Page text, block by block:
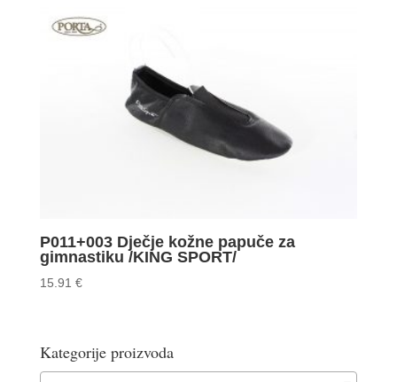
P011+003 Dječje kožne papuče za
gimnastiku /KING SPORT/
15.91 €
Kategorije proizvoda